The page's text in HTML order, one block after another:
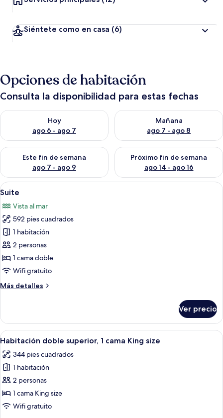
Siéntete como en casa (6)
Opciones de habitación
Consulta la disponibilidad para estas fechas
Hoy
ago 6 - ago 7
Consulta la disponibilidad para hoy ago 6 - ago 7
Mañana
ago 7 - ago 8
Consulta la disponibilidad
Este fin de semana
ago 7 - ago 9
Consulta la disponibilidad para este fin de semana ago 7 -
Próximo fin de semana
ago 14 - ago 16
Consulta la disponibilidad
Abrir
todas
las
fotos
de
Suite
Habitación de hotel con dos camas,
9
Suite
Vista al mar
592 pies cuadrados
1 habitación
2 personas
1 cama doble
Wifi gratuito
Más detalles
Más
Ver precio
Abrir
todas
las
fotos
de
Habitación
doble
Habitación de hotel con una cama
19
Habitación doble superior, 1 cama King size
344 pies cuadrados
1 habitación
2 personas
1 cama King size
Wifi gratuito